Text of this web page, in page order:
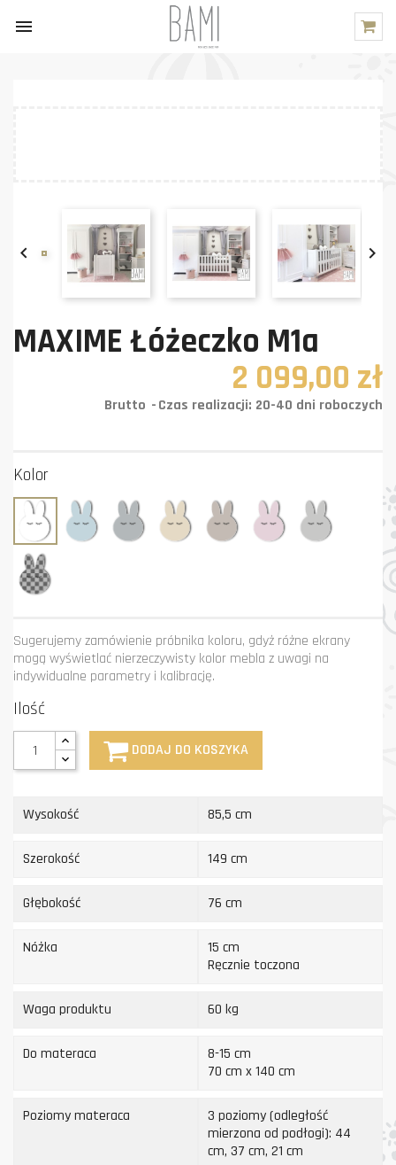

 
MAXIME Łóżeczko M1a
2 099,00 zł
Brutto Czas realizacji: 20-40 dni roboczych
Kolor
Biały Błękit Grafit Krem Mastik Róż
Sugerujemy zamówienie próbnika koloru, gdyż różne ekrany
mogą wyświetlać nierzeczywisty kolor mebla z uwagi na
indywidualne parametry i kalibrację.
Ilość
DODAJ DO KOSZYKA
Wysokość 85,5 cm
Szerokość 149 cm
Głębokość 76 cm
Nóżka
15 cm
Ręcznie toczona
Waga produktu 60 kg
Do materaca
8-15 cm
70 cm x 140 cm
Poziomy materaca
3 poziomy (odległość
mierzona od podłogi): 44
cm, 37 cm, 21 cm